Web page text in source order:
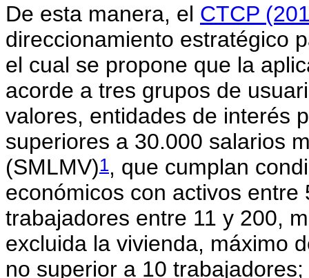
De esta manera, el CTCP
direccionamiento estratégico
el cual se propone que la
acorde a tres grupos de
valores, entidades de interés
superiores a 30.000 salarios
(SMLMV)1, que cumplan
económicos con activos
trabajadores entre 11 y 200,
excluida la vivienda, máximo
no superior a 10